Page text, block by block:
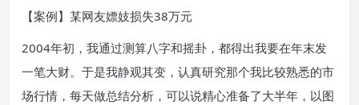
【案例】某网友嫖妓损失38万元
2004年初，我通过测算八字和摇卦，都得出我要在年末发
一笔大财。于是我静观其变，认真研究那个我比较熟悉的市
场行情，每天做总结分析，可以说精心准备了大半年，以图